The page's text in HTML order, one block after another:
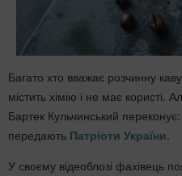
Багато хто вважає розчинну
містить хімію і не має користі.
Бартек Кульчинський
передають Патріоти України.
У своєму відеоблозі фахівець